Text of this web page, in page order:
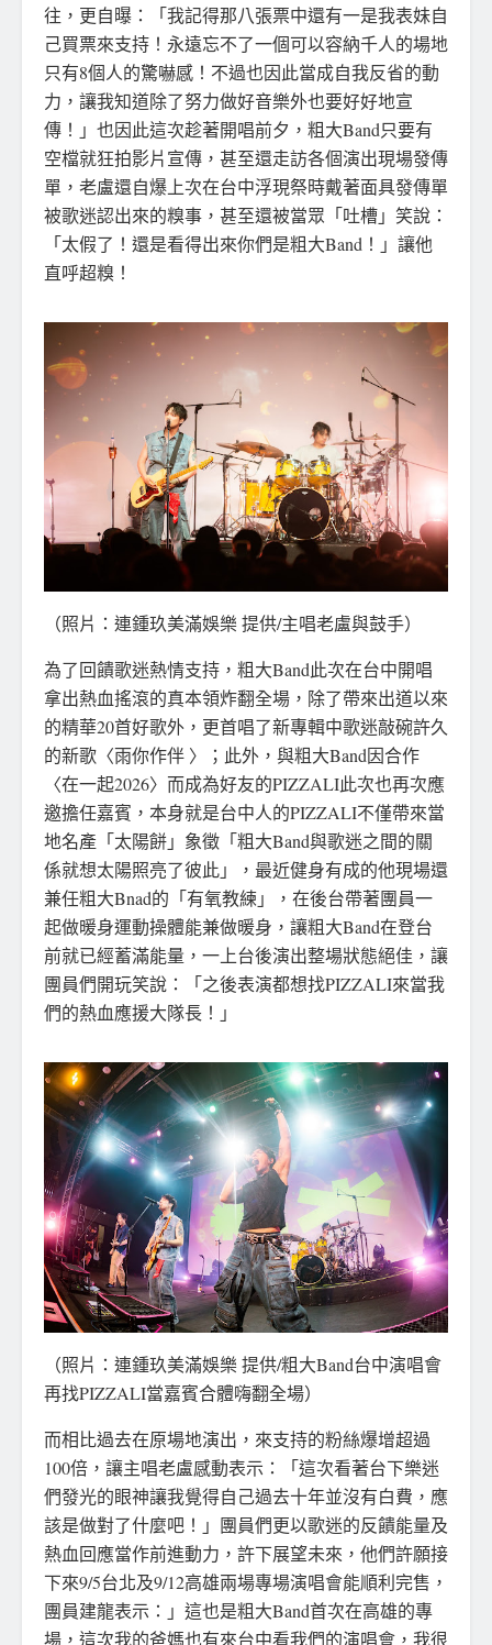
往，更自曝：「我記得那八張票中還有一是我表妹自
己買票來支持！永遠忘不了一個可以容納千人的場地
只有8個人的驚嚇感！不過也因此當成自我反省的動
力，讓我知道除了努力做好音樂外也要好好地宣
傳！」也因此這次趁著開唱前夕，粗大Band只要有
空檔就狂拍影片宣傳，甚至還走訪各個演出現場發傳
單，老盧還自爆上次在台中浮現祭時戴著面具發傳單
被歌迷認出來的糗事，甚至還被當眾「吐槽」笑說：
「太假了！還是看得出來你們是粗大Band！」讓他
直呼超糗！
（照片：連鍾玖美滿娛樂 提供/主唱老盧與鼓手）
為了回饋歌迷熱情支持，粗大Band此次在台中開唱
拿出熱血搖滾的真本領炸翻全場，除了帶來出道以來
的精華20首好歌外，更首唱了新專輯中歌迷敲碗許久
的新歌〈雨你作伴 〉；此外，與粗大Band因合作
〈在一起2026〉而成為好友的PIZZALI此次也再次應
邀擔任嘉賓，本身就是台中人的PIZZALI不僅帶來當
地名產「太陽餅」象徵「粗大Band與歌迷之間的關
係就想太陽照亮了彼此」，最近健身有成的他現場還
兼任粗大Bnad的「有氧教練」，在後台帶著團員一
起做暖身運動操體能兼做暖身，讓粗大Band在登台
前就已經蓄滿能量，一上台後演出整場狀態絕佳，讓
團員們開玩笑說：「之後表演都想找PIZZALI來當我
們的熱血應援大隊長！」
（照片：連鍾玖美滿娛樂 提供/粗大Band台中演唱會
再找PIZZALI當嘉賓合體嗨翻全場）
而相比過去在原場地演出，來支持的粉絲爆增超過
100倍，讓主唱老盧感動表示：「這次看著台下樂迷
們發光的眼神讓我覺得自己過去十年並沒有白費，應
該是做對了什麼吧！」團員們更以歌迷的反饋能量及
熱血回應當作前進動力，許下展望未來，他們許願接
下來9/5台北及9/12高雄兩場專場演唱會能順利完售，
團員建龍表示：」這也是粗大Band首次在高雄的專
場，這次我的爸媽也有來台中看我們的演唱會，我很